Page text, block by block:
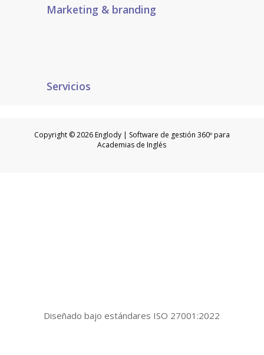
Marketing & branding
Servicios
Copyright © 2026 Englody | Software de gestión 360º para
Academias de Inglés
Diseñado bajo estándares ISO 27001:2022